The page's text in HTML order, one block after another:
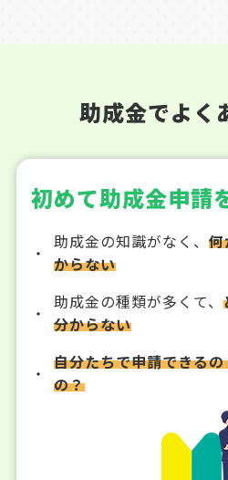
助成金でよく
初めて助成金申請
助成金の知識がなく、
からない
助成金の種類が多くて、
分からない
自分たちで申請できる
の？